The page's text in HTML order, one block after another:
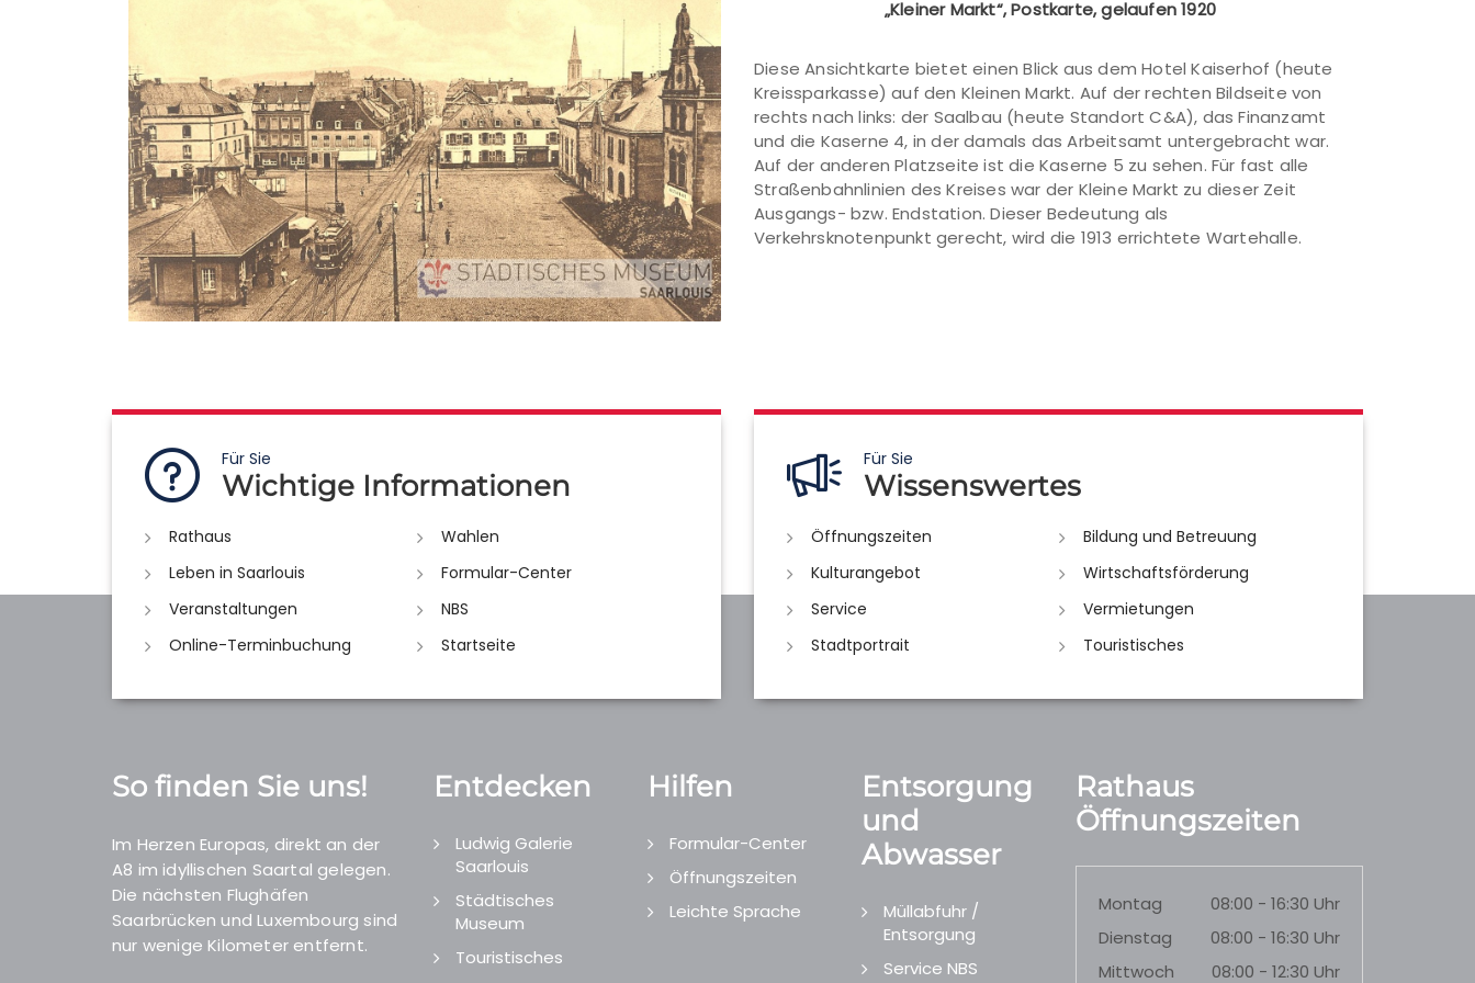
„Kleiner Markt“, Postkarte, gelaufen 1920
Diese Ansichtkarte bietet einen Blick aus dem Hotel Kaiserhof (heute
Kreissparkasse) auf den Kleinen Markt. Auf der rechten Bildseite von
rechts nach links: der Saalbau (heute Standort C&A), das Finanzamt
und die Kaserne 4, in der damals das Arbeitsamt untergebracht war.
Auf der anderen Platzseite ist die Kaserne 5 zu sehen. Für fast alle
Straßenbahnlinien des Kreises war der Kleine Markt zu dieser Zeit
Ausgangs- bzw. Endstation. Dieser Bedeutung als
Verkehrsknotenpunkt gerecht, wird die 1913 errichtete Wartehalle.
Für Sie
Wichtige Informationen
Rathaus
Wahlen
Leben in Saarlouis
Formular-Center
Veranstaltungen
NBS
Online-Terminbuchung
Startseite
Für Sie
Wissenswertes
Öffnungszeiten
Bildung und Betreuung
Kulturangebot
Wirtschaftsförderung
Service
Vermietungen
Stadtportrait
Touristisches
So finden Sie uns!
Im Herzen Europas, direkt an der
A8 im idyllischen Saartal gelegen.
Die nächsten Flughäfen
Saarbrücken und Luxembourg sind
nur wenige Kilometer entfernt.
Entdecken
Ludwig Galerie
Saarlouis
Städtisches
Museum
Touristisches
Hilfen
Formular-Center
Öffnungszeiten
Leichte Sprache
Entsorgung
und
Abwasser
Müllabfuhr /
Entsorgung
Service NBS
Rathaus
Öffnungszeiten
Montag
08:00 - 16:30 Uhr
Dienstag
08:00 - 16:30 Uhr
Mittwoch
08:00 - 12:30 Uhr